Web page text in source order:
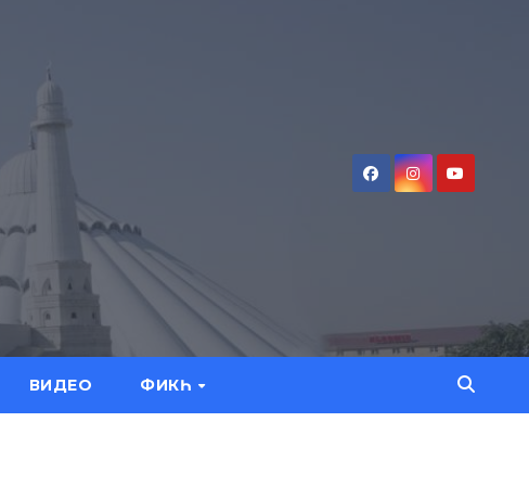
ВИДЕО ФИКҺ